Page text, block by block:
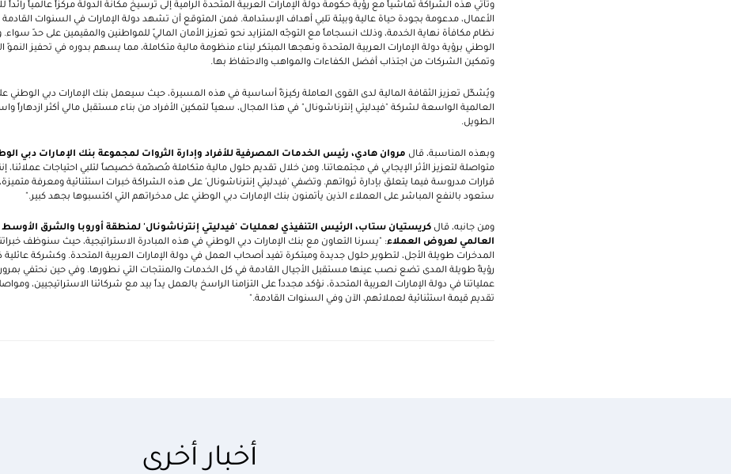
وتأتي هذه الشراكة تماشياً مع رؤية حكومة دولة الإمارات العربية المتحدة الرامية إلى ترسيخ مكانة الدولة مركزاً عالمياً رائداً
الأعمال، مدعومة بجودة حياة عالية وبيئة تلبي أهداف الإستدامة. فمن المتوقع أن تشهد دولة الإمارات في السنوات
نظام مكافأة نهاية الخدمة، وذلك انسجاماً مع التوجّه المتزايد نحو تعزيز الأمان الماليّ للمواطنين والمقيمين على حدّ سواء.
الوطني برؤية دولة الإمارات العربية المتحدة ونهجها المبتكر لبناء منظومة مالية متكاملة، مما يسهم بدوره في تحفيز النموّ
وتمكين الشركات من اجتذاب أفضل الكفاءات والمواهب والاحتفاظ بها.
ويُشكّل تعزيز الثقافة المالية لدى القوى العاملة ركيزةً أساسية في هذه المسيرة، حيث سيعمل بنك الإمارات دبي الوطني
العالمية الواسعة لشركة "فيدليتي إنترناشونال" في هذا المجال، سعياً لتمكين الأفراد من بناء مستقبل مالي أكثر ازدهاراً
الطويل.
وبهذه المناسبة، قال مروان هادي، رئيس الخدمات المصرفية للأفراد وإدارة الثروات لمجموعة بنك الإمارات دبي
متواصلة لتعزيز الأثر الإيجابي في مجتمعاتنا.ومن خلال تقديم حلول مالية متكاملة مُصمّمة خصيصاً لتلبي احتياجات عملائنا،
قرارات مدروسة فيما يتعلق بإدارة ثرواتهم. وتضفي 'فيدليتي إنترناشونال' على هذه الشراكة خبرات استثنائيةومعرفة متميزة،
ستعود بالنفع المباشر على العملاء الذين يأتمنون بنك الإمارات دبي الوطني على مدخراتهم التي اكتسبوها بجهد كبير.
"
ومن جانبه، قالكريستيان ستاب، الرئيس التنفيذي لعمليات 'فيدليتي إنترناشونال' لمنطقة أوروبا والشرق الأوسط
العالمي لعروض العملاء: "يسرنا التعاون مع بنك الإمارات دبي الوطني في هذه المبادرة الاستراتيجية، حيث سنوظف
المدخرات طويلة الأجل، لتطوير حلول جديدة ومبتكرة تفيد أصحاب العمل في دولة الإمارات العربية المتحدة. وكشركة عائلية
رؤيةً طويلة المدى تضع نصب عينها مستقبل الأجيال القادمة في كل الخدمات والمنتجات التي نطورها.
عملياتنا في دولة الإمارات العربية المتحدة، نؤكد مجدداً على التزامنا الراسخ بالعمل يداً بيد مع شركائنا الاستراتيجيين،
تقديم قيمة استثنائية لعملائهم، الآن وفي السنوات القادمة."
أخبار أخرى